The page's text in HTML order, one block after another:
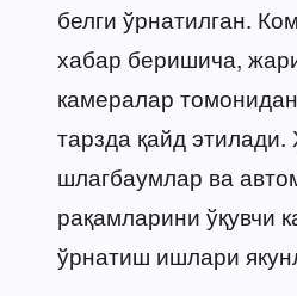
белги ўрнатилган.
хабар беришича,
камералар
тарзда қайд этилади.
шлагбаумлар ва
рақамларини ўқувчи
ўрнатиш ишлари